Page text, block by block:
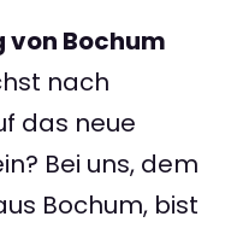
von Bochum
nach
das neue
Bei uns, dem
Bochum, bist